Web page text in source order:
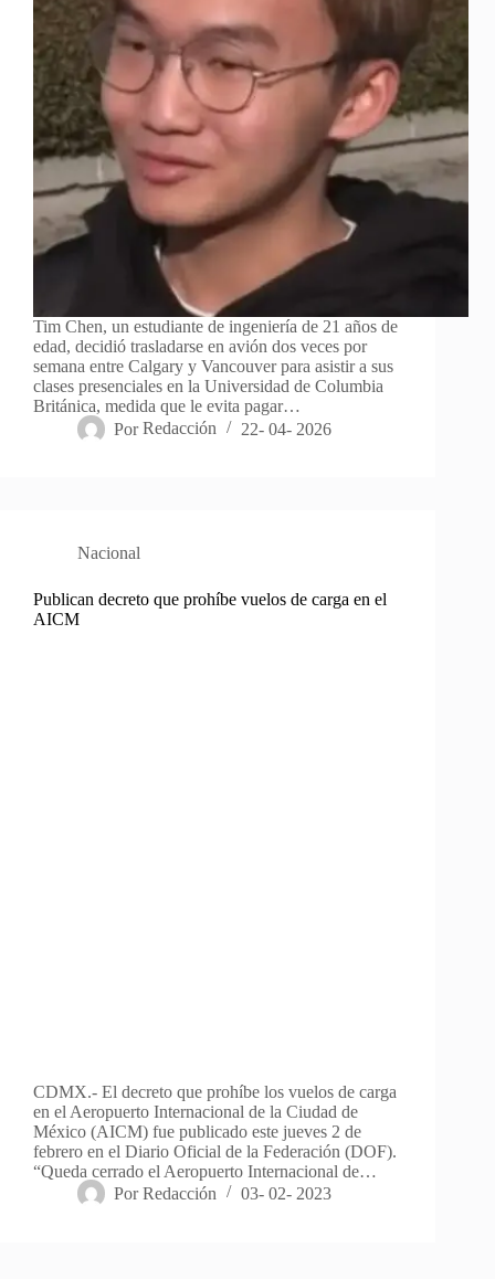
Tim Chen, un estudiante de ingeniería de 21 años de
edad, decidió trasladarse en avión dos veces por
semana entre Calgary y Vancouver para asistir a sus
clases presenciales en la Universidad de Columbia
Británica, medida que le evita pagar…
Por Redacción 22- 04- 2026
Nacional
Publican decreto que prohíbe vuelos de carga en el
AICM
CDMX.- El decreto que prohíbe los vuelos de carga
en el Aeropuerto Internacional de la Ciudad de
México (AICM) fue publicado este jueves 2 de
febrero en el Diario Oficial de la Federación (DOF).
“Queda cerrado el Aeropuerto Internacional de…
Por Redacción 03- 02- 2023